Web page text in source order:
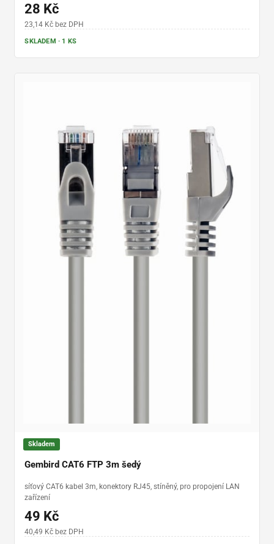
28 Kč
23,14 Kč bez DPH
SKLADEM · 1 KS
Skladem
Gembird CAT6 FTP 3m šedý
síťový CAT6 kabel 3m, konektory RJ45, stíněný, pro propojení LAN
zařízení
49 Kč
40,49 Kč bez DPH